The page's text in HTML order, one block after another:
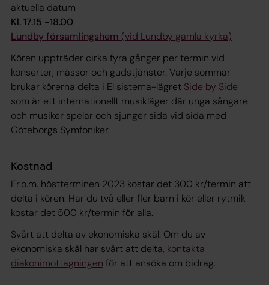
aktuella datum
Kl. 17.15 -18.00
Lundby församlingshem (vid Lundby gamla kyrka)
Kören uppträder cirka fyra gånger per termin vid
konserter, mässor och gudstjänster. Varje sommar
brukar körerna delta i El sistema-lägret Side by Side
som är ett internationellt musikläger där unga sångare
och musiker spelar och sjunger sida vid sida med
Göteborgs Symfoniker.
Kostnad
Fr.o.m. höstterminen 2023 kostar det 300 kr/termin att
delta i kören. Har du två eller fler barn i kör eller rytmik
kostar det 500 kr/termin för alla.
Svårt att delta av ekonomiska skäl: Om du av
ekonomiska skäl har svårt att delta, kontakta
diakonimottagningen för att ansöka om bidrag.